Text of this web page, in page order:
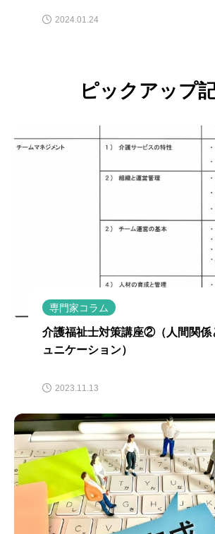
2024.01.24
ピックアップ
専門家コラム
介護福祉士対策講座②（人間関係
ュニケーション）
2023.11.13